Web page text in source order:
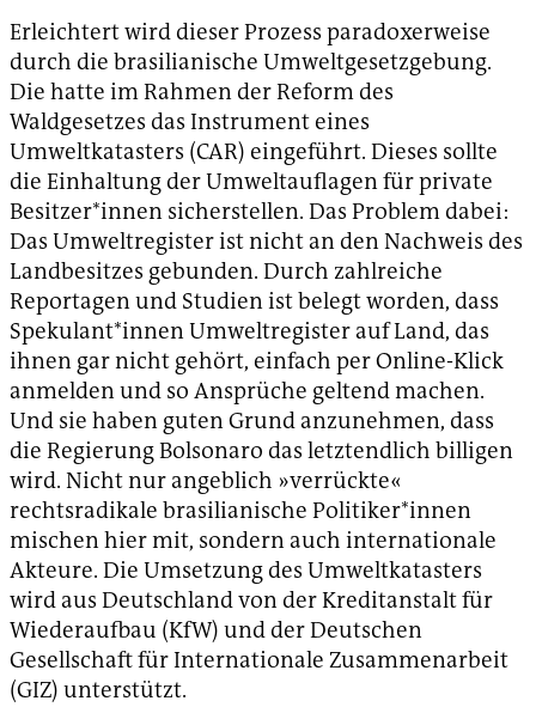
Erleichtert wird dieser Prozess paradoxerweise
durch die brasilianische Umweltgesetzgebung.
Die hatte im Rahmen der Reform des
Waldgesetzes das Instrument eines
Umweltkatasters (CAR) eingeführt. Dieses sollte
die Einhaltung der Umweltauflagen für private
Besitzer*innen sicherstellen. Das Problem dabei:
Das Umweltregister ist nicht an den Nachweis des
Landbesitzes gebunden. Durch zahlreiche
Reportagen und Studien ist belegt worden, dass
Spekulant*innen Umweltregister auf Land, das
ihnen gar nicht gehört, einfach per Online-Klick
anmelden und so Ansprüche geltend machen.
Und sie haben guten Grund anzunehmen, dass
die Regierung Bolsonaro das letztendlich billigen
wird. Nicht nur angeblich »verrückte«
rechtsradikale brasilianische Politiker*innen
mischen hier mit, sondern auch internationale
Akteure. Die Umsetzung des Umweltkatasters
wird aus Deutschland von der Kreditanstalt für
Wiederaufbau (KfW) und der Deutschen
Gesellschaft für Internationale Zusammenarbeit
(GIZ) unterstützt.